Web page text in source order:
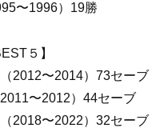
〜1996）19勝
５】
2012〜2014）73セーブ
〜2012）44セーブ
2018〜2022）32セーブ